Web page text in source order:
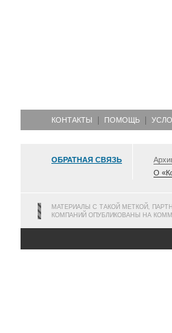
КОНТАКТЫ ПОМОЩЬ
ОБРАТНАЯ СВЯЗЬ
О
МАТЕРИАЛЫ С ТАКОЙ МЕТКОЙ,
КОМПАНИЙ ОПУБЛИКОВАНЫ НА